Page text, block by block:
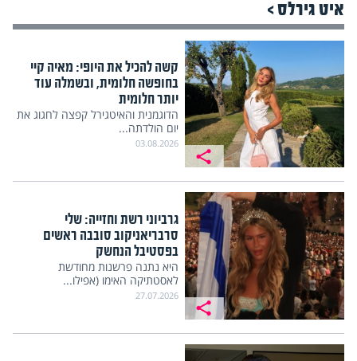
איט גירלס >
קשה להכיל את היופי: מאיה קיי
בחופשה חלומית, ובשמלה עוד
יותר חלומית
הדוגמנית והאיטגירל קפצה לחגוג את
יום הולדתה...
03.08.2026
גרביוני רשת וחזייה: שלי
סרבריאניקוב סובבה ראשים
בפסטיבל הנחשק
היא נתנה פרשנות מחודשת
לאסטתיקה האימו (אפילו...
27.07.2026